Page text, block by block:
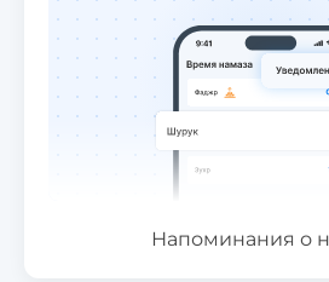
Напоминания о